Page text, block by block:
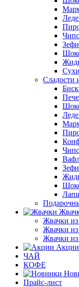
Сладости
Жвачки
Жвачки
Жвачки
Акции
ЧАЙ
КОФЕ
Прайс-лист